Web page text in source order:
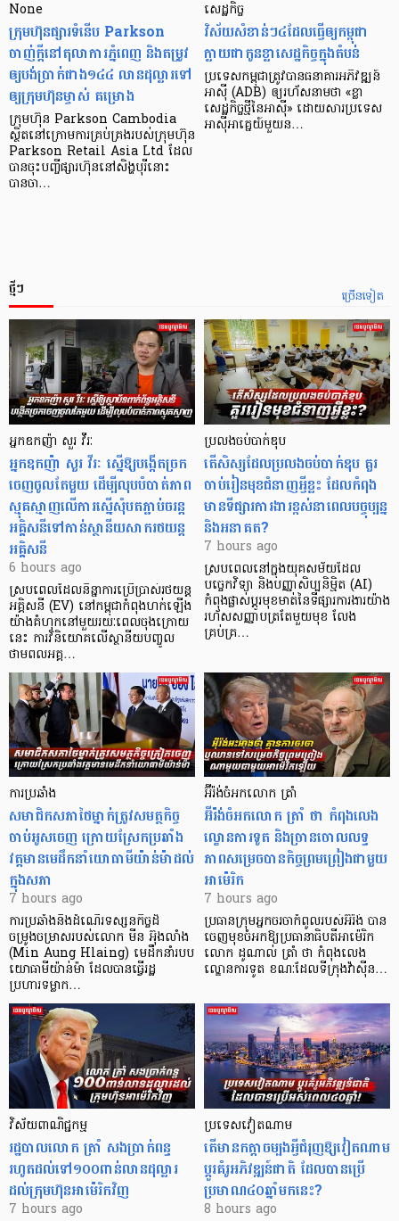
None
ក្រុមហ៊ុនផ្សារទំនើប Parkson
ចាញ់ក្ដីនៅតុលាការភ្នំពេញ និងតម្រូវ
ឲ្យបង់ប្រាក់ជាង១៤៤ លានដុល្លារទៅ
ឲ្យក្រុមហ៊ុនម្ចាស់ គម្រោង
ក្រុមហ៊ុន Parkson Cambodia
ស្ថិតនៅក្រោមការគ្រប់គ្រងរបស់ក្រុមហ៊ុន
Parkson Retail Asia Ltd ដែល
បានចុះបញ្ចីផ្សារហ៊ុននៅសិង្ហបុរីនោះ
បានចា…
សេដ្ឋកិច្ច​
វិស័យ​សំខាន់ៗ​៤​ដែល​ធ្វើ​ឲ្យ​កម្ពុជា​
ក្លាយ​ជា​កូន​ខ្លា​សេដ្ឋកិច្ច​ក្នុង​តំបន់
ប្រទេស​កម្ពុជា​ត្រូវ​បាន​ធនាគារ​អភិវឌ្ឍន៍​
អាស៊ី (ADB) ឲ្យ​រហ័ស​នាមថា «ខ្លា​
សេដ្ឋកិច្ច​ថ្មី​នៃ​អាស៊ី» ដោយសារ​ប្រទេស​
អាស៊ី​អាគ្នេយ៍​មួយ​ន…
ច្រើនទៀត
ថ្មីៗ
អ្នកឧកញ៉ា សួរ វីរៈ
អ្នកឧកញ៉ា សួរ វីរៈ ស្នើឱ្យបង្កើតច្រក
ចេញចូលតែមួយ ដើម្បីលុបបំបាត់ភាព
ស្មុគស្មាញលើការស្នើសុំបតភ្ជាប់ចរន្ត
អគ្គិសនីទៅកាន់ស្ថានីយសាករថយន្ត
អគ្គិសនី
6 hours ago
ស្របពេលដែលនិន្នាការប្រើប្រាស់រថយន្ត
អគ្គិសនី (EV) នៅកម្ពុជាកំពុងហក់ឡើង
យ៉ាងគំហុកនៅមួយរយៈពេលចុងក្រោយ
នេះ ការវិនិយោគលើស្ថានីយបញ្ចូល
ថាមពលអគ្គ…
ប្រលងចប់បាក់ឌុប
តើសិស្សដែលប្រលងចប់បាក់ឌុប គួរ
ចាប់រៀនមុខជំនាញអ្វីខ្លះ ដែលកំពុង
មានទីផ្សារការងារខ្ពស់នាពេលបច្ចុប្បន្ន
និងអនាគត?
7 hours ago
ស្របពេលនៅក្នុងយុគសម័យដែល
បច្ចេកវិទ្យា និងបញ្ញាសិប្បនិម្មិត (AI)
កំពុងផ្លាស់ប្តូរមុខមាត់នៃទីផ្សារការងារយ៉ាង
រហ័សសញ្ញាបត្រតែមួយមុខ លែង
គ្រប់គ្រ…
ការប្រឆាំង
សមាជិកសភាថៃម្នាក់ត្រូវសមត្ថកិច្ច
ចាប់អូសចេញ ក្រោយស្រែកប្រឆាំង
វត្តមានមេដឹកនាំយោធាមីយ៉ាន់ម៉ាដល់
ក្នុងសភា
7 hours ago
ការប្រឆាំងនឹងដំណើរទស្សនកិច្ចដ៏
ចម្រូងចម្រាសរបស់លោក មីន អ៊ុងលាំង
(Min Aung Hlaing) មេដឹកនាំរបប
យោធាមីយ៉ាន់ម៉ា ដែលបានធ្វើរដ្ឋ
ប្រហារទម្លាក…
អ៊ីរ៉ង់ចំអកលោក ត្រាំ
អ៊ីរ៉ង់ចំអកលោក ត្រាំ ថា កំពុងលេង
ល្ខោនការទូត និងច្រានចោលលទ្ធ
ភាពសម្រេចបានកិច្ចព្រមព្រៀងជាមួយ
អាម៉េរិក
7 hours ago
ប្រធានក្រុមអ្នកចរចាកំពូលរបស់អ៊ីរ៉ង់ បាន
ចេញមុខចំអកឱ្យប្រធានាធិបតីអាម៉េរិក
លោក ដូណាល់ ត្រាំ ថា កំពុងលេង
ល្ខោនការទូត ខណៈដែលទីក្រុងវ៉ាស៊ីន…
វិស័យ​ពាណិជ្ជកម្ម
រដ្ឋបាលលោក ត្រាំ សងប្រាក់ពន្ធ
រហូតដល់ទៅ១០០ពាន់លានដុល្លារ
ដល់ក្រុមហ៊ុនអាម៉េរិកវិញ
7 hours ago
ប្រទេសវៀតណាម
តើមានកត្តាចម្បងអ្វីជំរុញឱ្យវៀតណាម
ប្តូរគំរូអភិវឌ្ឍន៍ជាតិ ដែលបានប្រើ
ប្រមាណ៤០ឆ្នាំមកនេះ?
8 hours ago